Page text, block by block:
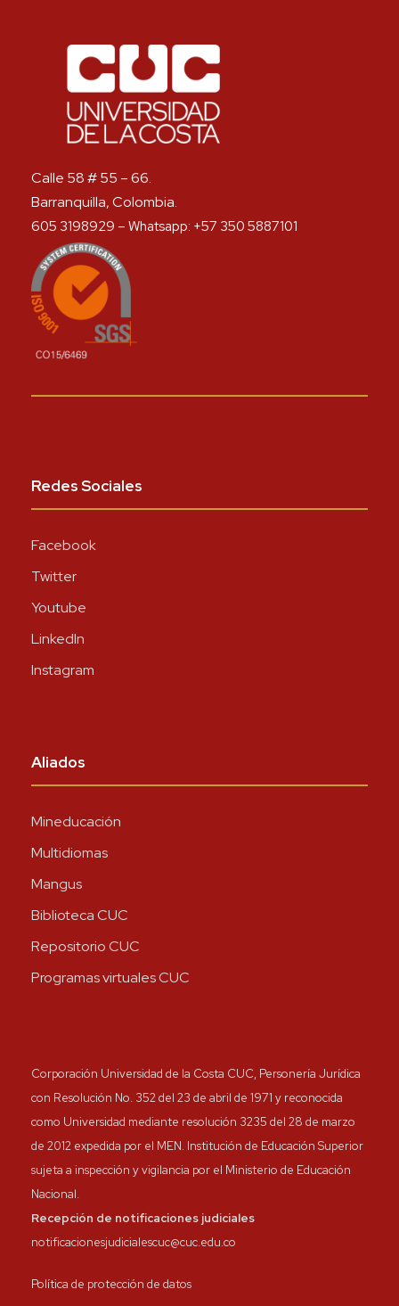
Calle 58 # 55 – 66.
Barranquilla, Colombia.
605 3198929 – Whatsapp: +57 350 5887101
Redes Sociales
Facebook
Twitter
Youtube
LinkedIn
Instagram
Aliados
Mineducación
Multidiomas
Mangus
Biblioteca CUC
Repositorio CUC
Programas virtuales CUC
Corporación Universidad de la Costa CUC, Personería Jurídica
con Resolución No. 352 del 23 de abril de 1971 y reconocida
como Universidad mediante resolución 3235 del 28 de marzo
de 2012 expedida por el MEN. Institución de Educación Superior
sujeta a inspección y vigilancia por el Ministerio de Educación
Nacional.
Recepción de notificaciones judiciales
notificacionesjudicialescuc@cuc.edu.co
Política de protección de datos